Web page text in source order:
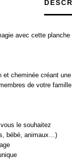
avec cette
cheminée créant
de votre
le souhaitez
bébé, animaux…)